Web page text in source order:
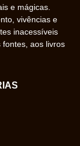
e mágicas.
vivências e
inacessíveis
fontes, aos livros